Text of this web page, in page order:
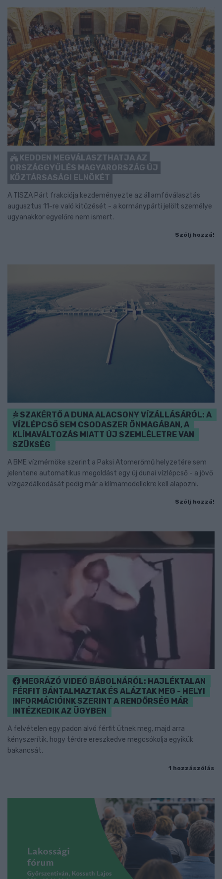
KEDDEN MEGVÁLASZTHATJA AZ
ORSZÁGGYŰLÉS MAGYARORSZÁG ÚJ
KÖZTÁRSASÁGI ELNÖKÉT
A TISZA Párt frakciója kezdeményezte az államfőválasztás
augusztus 11-re való kitűzését - a kormánypárti jelölt személye
ugyanakkor egyelőre nem ismert.
Szólj hozzá!
SZAKÉRTŐ A DUNA ALACSONY VÍZÁLLÁSÁRÓL: A
VÍZLÉPCSŐ SEM CSODASZER ÖNMAGÁBAN, A
KLÍMAVÁLTOZÁS MIATT ÚJ SZEMLÉLETRE VAN
SZÜKSÉG
A BME vízmérnöke szerint a Paksi Atomerőmű helyzetére sem
jelentene automatikus megoldást egy új dunai vízlépcső - a jövő
vízgazdálkodását pedig már a klímamodellekre kell alapozni.
Szólj hozzá!
MEGRÁZÓ VIDEÓ BÁBOLNÁRÓL: HAJLÉKTALAN
FÉRFIT BÁNTALMAZTAK ÉS ALÁZTAK MEG - HELYI
INFORMÁCIÓINK SZERINT A RENDŐRSÉG MÁR
INTÉZKEDIK AZ ÜGYBEN
A felvételen egy padon alvó férfit ütnek meg, majd arra
kényszerítik, hogy térdre ereszkedve megcsókolja egyikük
bakancsát.
1 hozzászólás